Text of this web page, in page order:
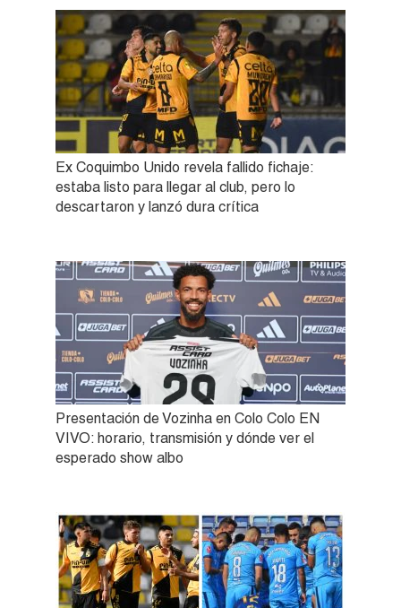
Ex Coquimbo Unido revela fallido fichaje:
estaba listo para llegar al club, pero lo
descartaron y lanzó dura crítica
Presentación de Vozinha en Colo Colo EN
VIVO: horario, transmisión y dónde ver el
esperado show albo